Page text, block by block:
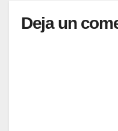
Deja un